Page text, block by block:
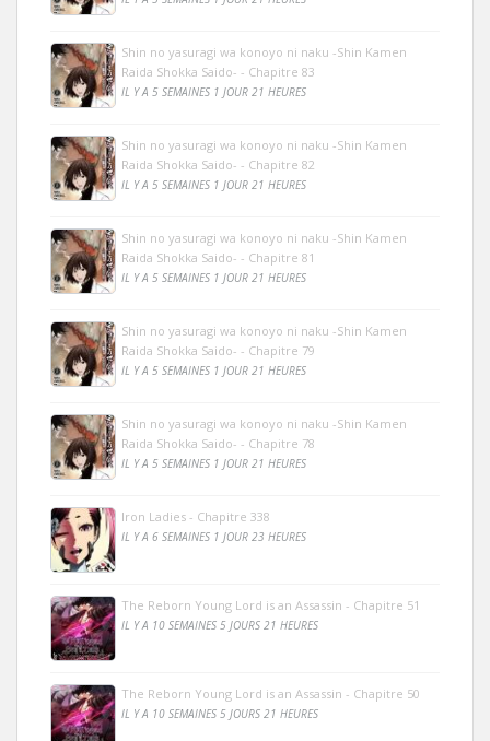
Shin no yasuragi wa konoyo ni naku -Shin Kamen
Raida Shokka Saido- - Chapitre 83
IL Y A 5 SEMAINES 1 JOUR 21 HEURES
Shin no yasuragi wa konoyo ni naku -Shin Kamen
Raida Shokka Saido- - Chapitre 82
IL Y A 5 SEMAINES 1 JOUR 21 HEURES
Shin no yasuragi wa konoyo ni naku -Shin Kamen
Raida Shokka Saido- - Chapitre 81
IL Y A 5 SEMAINES 1 JOUR 21 HEURES
Shin no yasuragi wa konoyo ni naku -Shin Kamen
Raida Shokka Saido- - Chapitre 79
IL Y A 5 SEMAINES 1 JOUR 21 HEURES
Shin no yasuragi wa konoyo ni naku -Shin Kamen
Raida Shokka Saido- - Chapitre 78
IL Y A 5 SEMAINES 1 JOUR 21 HEURES
Iron Ladies - Chapitre 338
IL Y A 6 SEMAINES 1 JOUR 23 HEURES
The Reborn Young Lord is an Assassin - Chapitre 51
IL Y A 10 SEMAINES 5 JOURS 21 HEURES
The Reborn Young Lord is an Assassin - Chapitre 50
IL Y A 10 SEMAINES 5 JOURS 21 HEURES